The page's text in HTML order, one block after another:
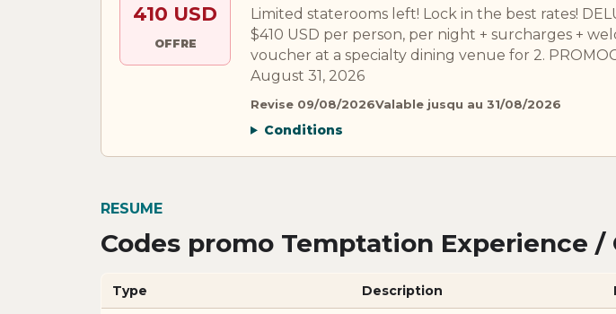
410 USD
OFFRE
Limited staterooms left! Lock in the best rates!
$410 USD per person, per night + surcharges +
voucher at a specialty dining venue for 2.
August 31, 2026
Revise 09/08/2026Valable jusqu au 31/08/2026
Conditions
RESUME
Codes promo Temptation Experience /
Type Description